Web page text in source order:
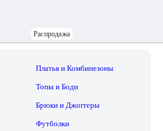
Распродажа
Платья и Комбинезоны
Топы и Боди
Брюки и Джоггеры
Футболки